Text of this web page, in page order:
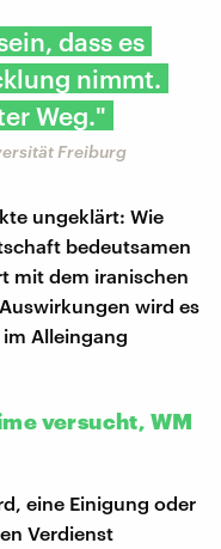
dass es
nimmt.
Weg."
Freiburg
ungeklärt: Wie
bedeutsamen
mit dem iranischen
wird es
Alleingang
versucht, WM
eine Einigung oder
Verdienst